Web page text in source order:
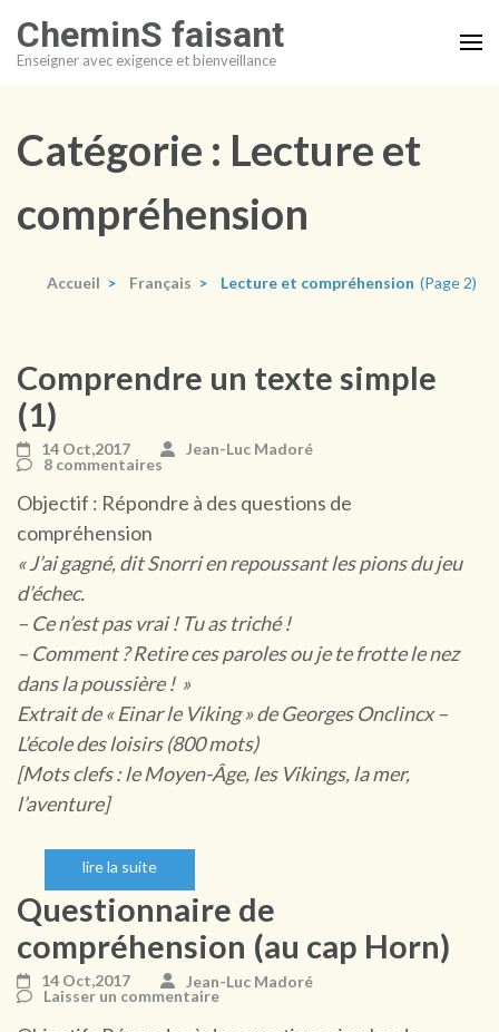
au
contenu
Entrée)
CheminS faisant
Enseigner avec exigence et bienveillance
Catégorie : Lecture et
compréhension
Accueil > Français > Lecture et compréhension (Page 2)
Comprendre un texte simple
(1)
14 Oct,2017
Jean-Luc Madoré
8 commentaires
Objectif : Répondre à des questions de
compréhension
« J’ai gagné, dit Snorri en repoussant les pions du jeu
d’échec.
– Ce n’est pas vrai ! Tu as triché !
– Comment ? Retire ces paroles ou je te frotte le nez
dans la poussière ! »
Extrait de « Einar le Viking » de Georges Onclincx –
L’école des loisirs (800 mots)
[Mots clefs : le Moyen-Âge, les Vikings, la mer,
l’aventure]
lire la suite
Questionnaire de
compréhension (au cap Horn)
14 Oct,2017
Jean-Luc Madoré
Laisser un commentaire